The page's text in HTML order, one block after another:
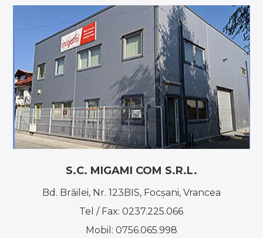
S.C. MIGAMI COM S.R.L.
Bd. Brăilei, Nr. 123BIS, Focşani, Vrancea
Tel / Fax:0237.225.066
Mobil: 0756.065.998